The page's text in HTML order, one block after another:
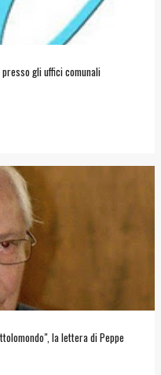
presso gli uffici comunali
la lettera di Peppe